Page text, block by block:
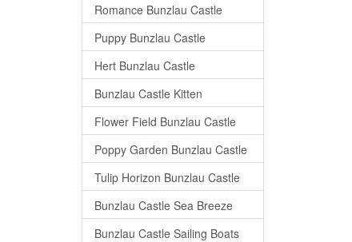
Romance Bunzlau Castle
Puppy Bunzlau Castle
Hert Bunzlau Castle
Bunzlau Castle Kitten
Flower Field Bunzlau Castle
Poppy Garden Bunzlau Castle
Tulip Horizon Bunzlau Castle
Bunzlau Castle Sea Breeze
Bunzlau Castle Sailing Boats